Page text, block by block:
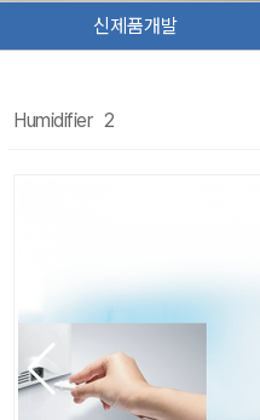
신제품개발
Humidifier 2